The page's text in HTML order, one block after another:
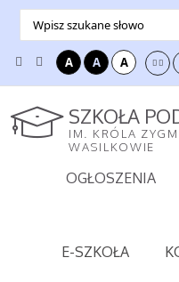
A A A
SZKOŁA
IM. KRÓLA
WASILKOWIE
OGŁOSZENIA
E-SZKOŁA